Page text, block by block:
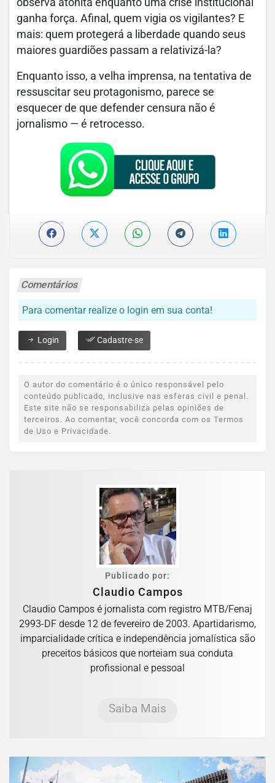
observa atônita enquanto uma crise institucional
ganha força. Afinal, quem vigia os vigilantes? E
mais: quem protegerá a liberdade quando seus
maiores guardiões passam a relativizá-la?
Enquanto isso, a velha imprensa, na tentativa de
ressuscitar seu protagonismo, parece se
esquecer de que defender censura não é
jornalismo — é retrocesso.
Comentários
Para comentar realize o login em sua conta!
Login Cadastre-se
O autor do comentário é o único responsável pelo
conteúdo publicado, inclusive nas esferas civil e penal.
Este site não se responsabiliza pelas opiniões de
terceiros. Ao comentar, você concorda com os Termos
de Uso e Privacidade.
Publicado por:
Claudio Campos
Claudio Campos é jornalista com registro MTB/Fenaj
2993-DF desde 12 de fevereiro de 2003. Apartidarismo,
imparcialidade crítica e independência jornalística são
preceitos básicos que norteiam sua conduta
profissional e pessoal
Saiba Mais